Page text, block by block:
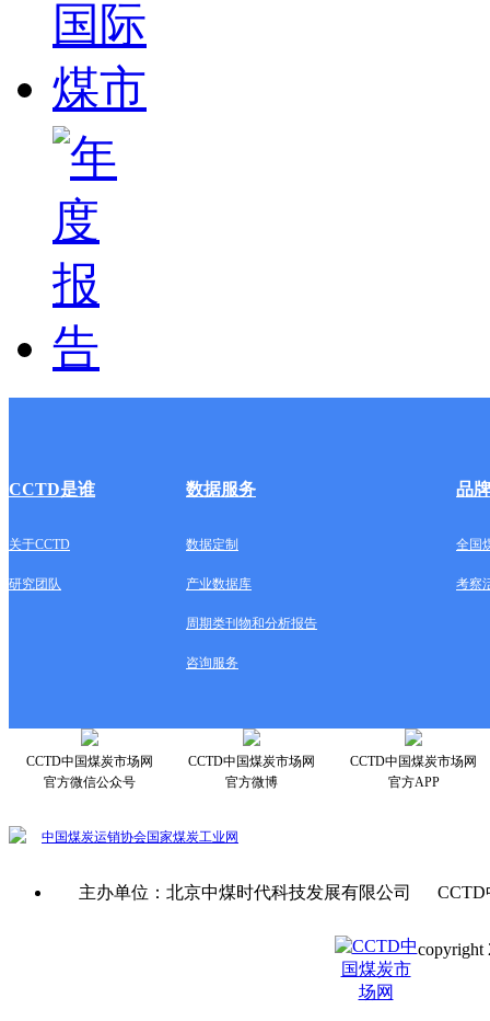
CCTD是谁 数据服务 品
关于CCTD 数据定制 全国
研究团队 产业数据库 考察
周期类刊物和分析报告
咨询服务
CCTD中国煤炭市场网
官方微信公众号
CCTD中国煤炭市场网
官方微博
CCTD中国煤炭市场网
官方APP
中国煤炭运销协会国家煤炭工业网
主办单位：北京中煤时代科技发展有限公司
copyright